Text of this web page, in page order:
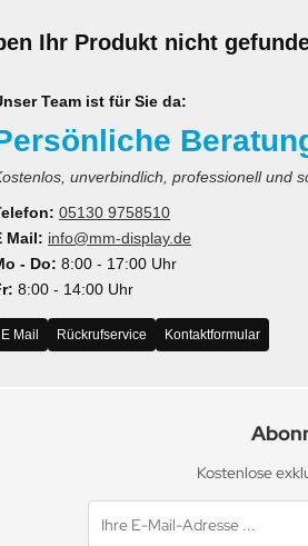
Ihr Produkt nicht
Team ist für Sie da:
unverbindlich, professionell und
05130 9758510
Mail: info@mm-display.de
- Do: 8:00 - 17:00 Uhr
8:00 - 14:00 Uhr
E Mail Rückrufservice Kontaktformular
Kostenlose